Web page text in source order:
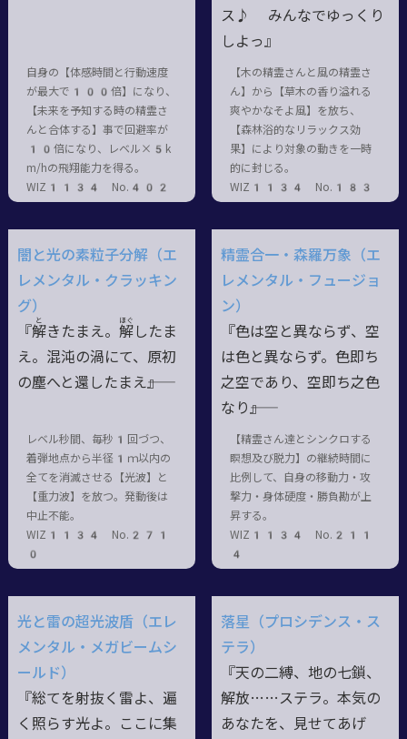
自身の【体感時間と行動速度
が最大で100倍】になり、
【未来を予知する時の精霊さ
んと合体する】事で回避率が
10倍になり、レベル×5k
m/hの飛翔能力を得る。
WIZ1134 No.402
ス♪ みんなでゆっくり
しよっ』
【木の精霊さんと風の精霊さ
ん】から【草木の香り溢れる
爽やかなそよ風】を放ち、
【森林浴的なリラックス効
果】により対象の動きを一時
的に封じる。
WIZ1134 No.183
闇と光の素粒子分解（エ
レメンタル・クラッキン
グ）
『解
と
きたまえ。 解
ほぐ
したま
え。混沌の渦にて、原初
の塵へと還したまえ――』
レベル秒間、毎秒1回づつ、
着弾地点から半径1ｍ以内の
全てを消滅させる【光波】と
【重力波】を放つ。発動後は
中止不能。
WIZ1134 No.271
0
精霊合一・森羅万象（エ
レメンタル・フュージョ
ン）
『色は空と異ならず、空
は色と異ならず。色即ち
之空であり、空即ち之色
なり――』
【精霊さん達とシンクロする
瞑想及び脱力】の継続時間に
比例して、自身の移動力・攻
撃力・身体硬度・勝負勘が上
昇する。
WIZ1134 No.211
4
光と雷の超光波盾（エレ
メンタル・メガビームシ
ールド）
『総てを射抜く雷よ、遍
く照らす光よ。ここに集
落星（プロシデンス・ス
テラ）
『天の二縛、地の七鎖、
解放……ステラ。本気の
あなたを、見せてあげ